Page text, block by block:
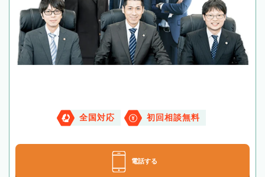
全国対応 初回相談無料
電話する